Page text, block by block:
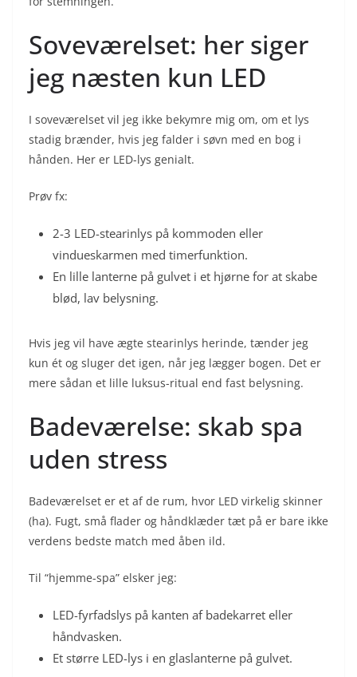
Soveværelset: her siger
jeg næsten kun LED
I soveværelset vil jeg ikke bekymre mig om, om et lys
stadig brænder, hvis jeg falder i søvn med en bog i
hånden. Her er LED-lys genialt.
Prøv fx:
2-3 LED-stearinlys på kommoden eller
vindueskarmen med timerfunktion.
En lille lanterne på gulvet i et hjørne for at skabe
blød, lav belysning.
Hvis jeg vil have ægte stearinlys herinde, tænder jeg
kun ét og sluger det igen, når jeg lægger bogen. Det er
mere sådan et lille luksus-ritual end fast belysning.
Badeværelse: skab spa
uden stress
Badeværelset er et af de rum, hvor LED virkelig skinner
(ha). Fugt, små flader og håndklæder tæt på er bare ikke
verdens bedste match med åben ild.
Til “hjemme-spa” elsker jeg:
LED-fyrfadslys på kanten af badekarret eller
håndvasken.
Et større LED-lys i en glaslanterne på gulvet.